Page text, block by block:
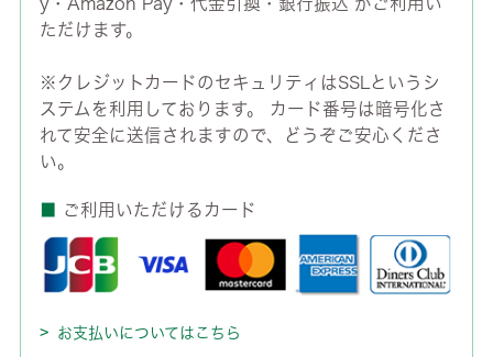
y・Amazon Pay・代金引換・銀行振込 がご利用い
ただけます。
※クレジットカードのセキュリティはSSLというシ
ステムを利用しております。 カード番号は暗号化さ
れて安全に送信されますので、どうぞご安心くださ
い。
ご利用いただけるカード
お支払いについてはこちら